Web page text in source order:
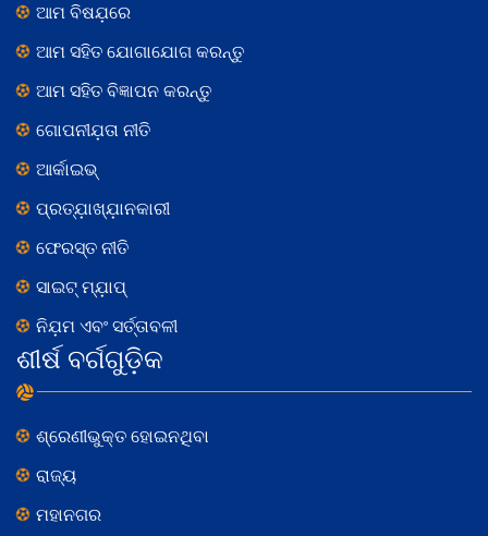
ଆମ ବିଷଯ଼ରେ
ଆମ ସହିତ ଯୋଗାଯୋଗ କରନ୍ତୁ
ଆମ ସହିତ ବିଜ୍ଞାପନ କରନ୍ତୁ
ଗୋପନୀଯ଼ତା ନୀତି
ଆର୍କାଇଭ୍
ପ୍ରତ୍ଯ଼ାଖ୍ଯ଼ାନକାରୀ
ଫେରସ୍ତ ନୀତି
ସାଇଟ୍ ମ୍ଯ଼ାପ୍
ନିଯ଼ମ ଏବଂ ସର୍ତ୍ତାବଳୀ
ଶୀର୍ଷ ବର୍ଗଗୁଡ଼ିକ
ଶ୍ରେଣୀଭୁକ୍ତ ହୋଇନଥିବା
ରାଜ୍ୟ
ମହାନଗର